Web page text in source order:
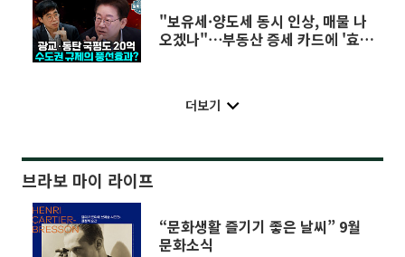
"보유세·양도세 동시 인상, 매물 나
오겠나"⋯부동산 증세 카드에 '효과
더보기
브라보 마이 라이프
“문화생활 즐기기 좋은 날씨” 9월
문화소식